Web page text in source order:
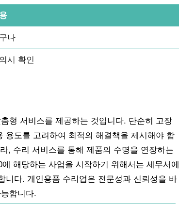
나
시 확인
형 서비스를 제공하는 것입니다. 단순히 고장
용도를 고려하여 최적의 해결책을 제시해야 합
, 수리 서비스를 통해 제품의 수명을 연장하는
해당하는 사업을 시작하기 위해서는 세무서에
니다. 개인용품 수리업은 전문성과 신뢰성을 바
합니다.